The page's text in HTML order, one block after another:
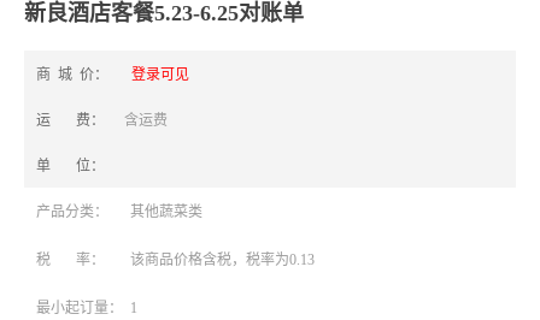
新良酒店客餐5.23-6.25对账单
商 城 价： 登录可见
运 费： 含运费
单 位：
产品分类： 其他蔬菜类
税 率： 该商品价格含税，税率为0.13
最小起订量： 1